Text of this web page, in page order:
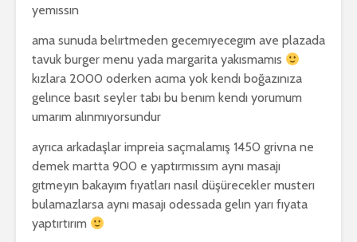
yemıssın
ama sunuda belırtmeden gecemıyecegım ave plazada
tavuk burger menu yada margarita yakısmamıs
kızlara 2000 oderken acıma yok kendı boğazınıza
gelınce basıt seyler tabı bu benım kendı yorumum
umarım alınmıyorsundur
ayrıca arkadaşlar impreia saçmalamış 1450 grivna ne
demek martta 900 e yaptırmıssım aynı masajı
gıtmeyın bakayım fıyatları nasıl düşürecekler musterı
bulamazlarsa aynı masajı odessada gelın yarı fıyata
yaptırtırım